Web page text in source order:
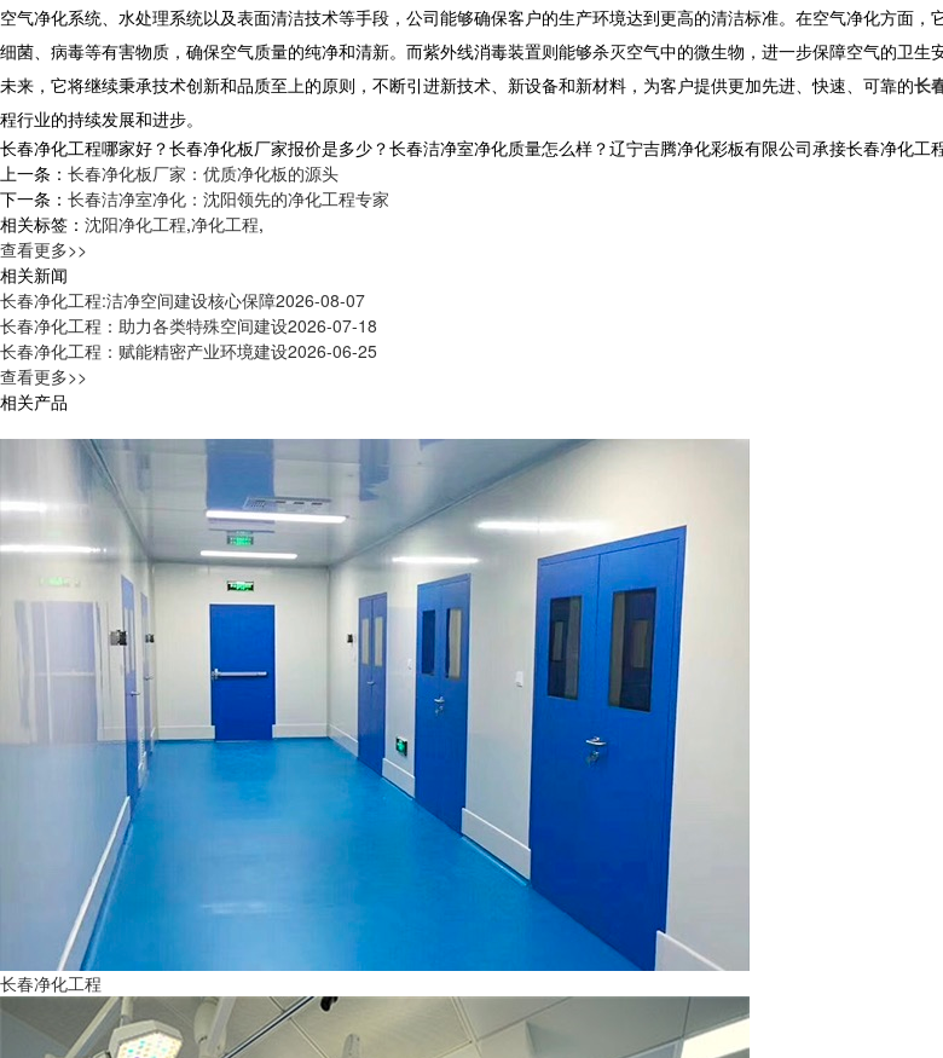
空气净化系统、水处理系统以及表面清洁技术等手段，公司能够确保客户的生产环境达到更高的清洁标准。在空气净化方面
细菌、病毒等有害物质，确保空气质量的纯净和清新。而紫外线消毒装置则能够杀灭空气中的微生物，进一步保障空气的卫生安
未来，它将继续秉承技术创新和品质至上的原则，不断引进新技术、新设备和新材料，为客户提供更加先进、快速、可靠的长
程行业的持续发展和进步。
长春净化工程哪家好？长春净化板厂家报价是多少？长春洁净室净化质量怎么样？辽宁吉腾净化彩板有限公司承接长春净化
上一条： 长春净化板厂家：优质净化板的源头
下一条： 长春洁净室净化：沈阳领先的净化工程专家
相关标签： 沈阳净化工程,净化工程,
查看更多>>
相关新闻
长春净化工程:洁净空间建设核心保障2026-08-07
长春净化工程：助力各类特殊空间建设2026-07-18
长春净化工程：赋能精密产业环境建设2026-06-25
查看更多>>
相关产品
长春净化工程